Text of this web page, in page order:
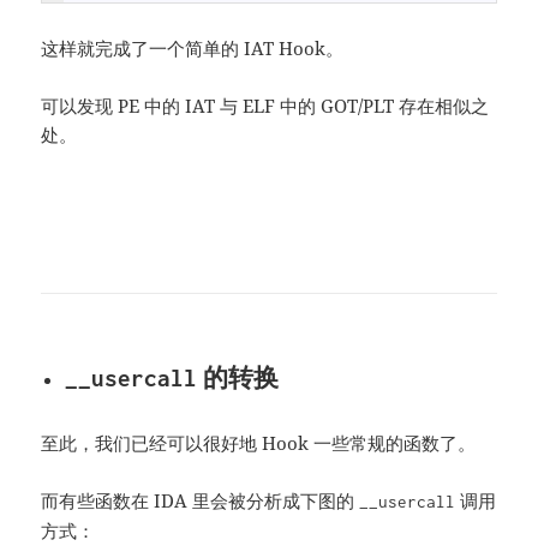
这样就完成了一个简单的 IAT Hook。
可以发现 PE 中的 IAT 与 ELF 中的 GOT/PLT 存在相似之
处。
__usercall 的转换
至此，我们已经可以很好地 Hook 一些常规的函数了。
而有些函数在 IDA 里会被分析成下图的 __usercall 调用
方式：